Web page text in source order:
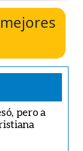
pero a